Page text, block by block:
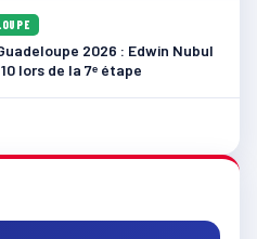
2026 : Edwin Nubul
lors de la 7ᵉ étape